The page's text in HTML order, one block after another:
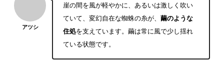
アツシ
崖の間を風が軽やかに、あるいは激しく吹い
ていて、変幻自在な蜘蛛の糸が、 繭のような
住処を支えています。繭は常に風で少し揺れ
ている状態です。